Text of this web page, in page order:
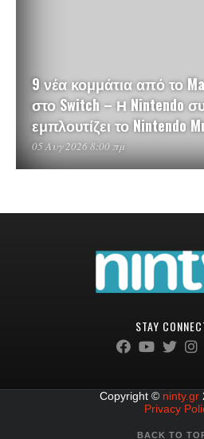
9 νέα κομμάτια από το
στο Switch – Η Nintendo
εμπλουτίζει το Nintendo
05 Αυγ 2026 8:00 πμ
STAY
Copyright © ninty.gr
Privacy
BACK TO